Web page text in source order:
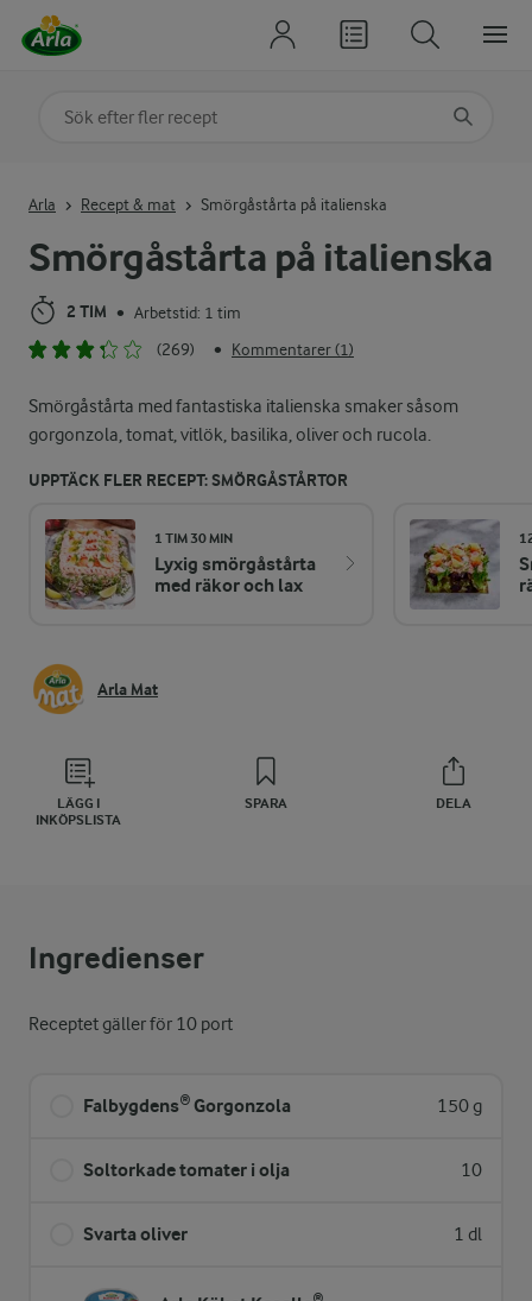
Smörgåstårta på italienska
2 TIM • Arbetstid: 1 tim
(269)
• Kommentarer (1)
Smörgåstårta med fantastiska italienska smaker såsom
gorgonzola, tomat, vitlök, basilika, oliver och rucola.
UPPTÄCK FLER RECEPT: SMÖRGÅSTÅRTOR
1 TIM 30 MIN
Lyxig smörgåstårta
med räkor och lax
Arla Mat
LÄGG I
INKÖPSLISTA
SPARA DELA
Arla Recept & mat Smörgåstårta på italienska
Ingredienser
Receptet gäller för 10 port
Falbygdens® Gorgonzola 150 g
Soltorkade tomater i olja 10
Svarta oliver 1 dl
Sök på kategori eller ingrediens